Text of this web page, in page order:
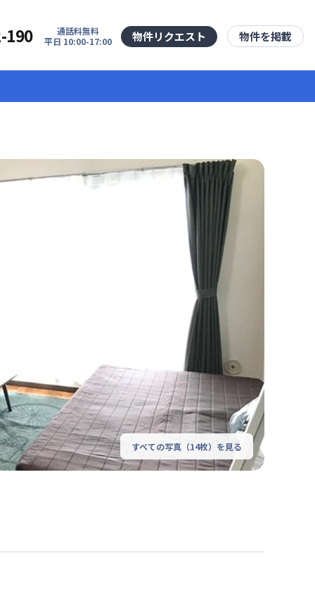
190
通話料無料
平日 10:00-17:00
物件リクエスト 物件を掲載
すべての写真（14枚）を見る